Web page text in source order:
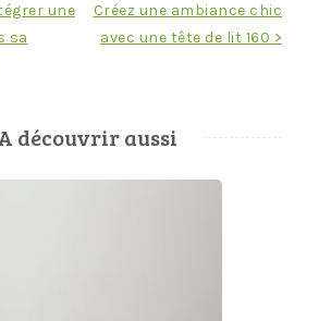
une
sa
Créez une ambiance chic
avec une tête de lit 160 >
découvrir aussi